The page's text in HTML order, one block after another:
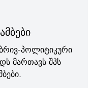
პოლიტიკური
მართავს შპს